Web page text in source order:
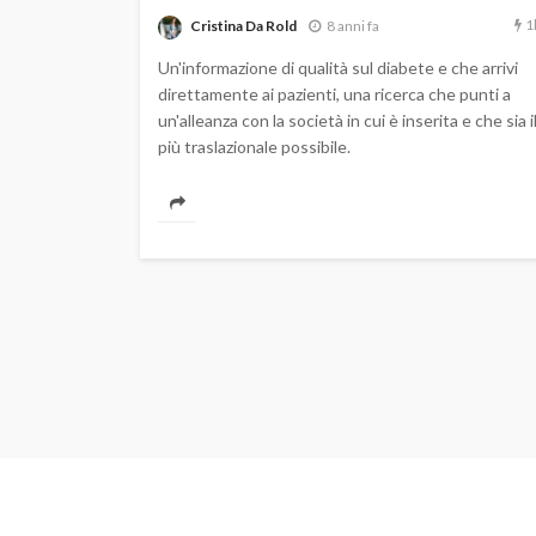
Cristina Da Rold 8 anni fa
Un'informazione di qualità sul diabete e che arrivi
direttamente ai pazienti, una ricerca che punti a
un'alleanza con la società in cui è inserita e che sia il
più traslazionale possibile.